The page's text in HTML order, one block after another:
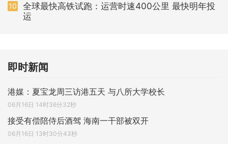
10
全球最快高铁试跑：运营时速400公里 最快明年投
运
即时新闻
港媒：夏宝龙周三访港五天 与八所大学校长
06月16日 14时36分32秒
接受有偿陪侍后酒驾 海南一干部被双开
06月16日 13时30分43秒